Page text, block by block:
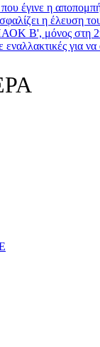
έγινε η
η έλευση
Β', μόνος στη
για